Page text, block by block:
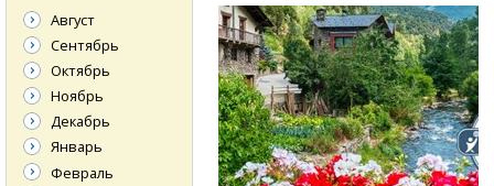
Август
Сентябрь
Октябрь
Ноябрь
Декабрь
Январь
Февраль